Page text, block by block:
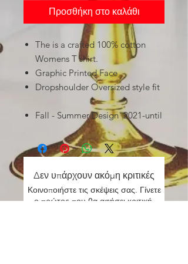
Προσθήκη στο καλάθι
The is a crafted 100% cotton
Womens T shirt.
Graphic Printed Face
Dropshoulder Oversized style fit
Fall - Summer Design 2021-until
Δεν υπάρχουν ακόμη κριτικές
Κοινοποιήστε τις σκέψεις σας. Γίνετε
ο πρώτος που θα αφήσει κριτική.